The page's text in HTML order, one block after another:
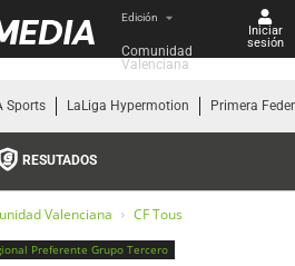
Edición
Comunidad
Valenciana
Iniciar
sesión
Sports LaLiga Hypermotion Primera
RESUTADOS
Valenciana CF Tous
Preferente Grupo Tercero